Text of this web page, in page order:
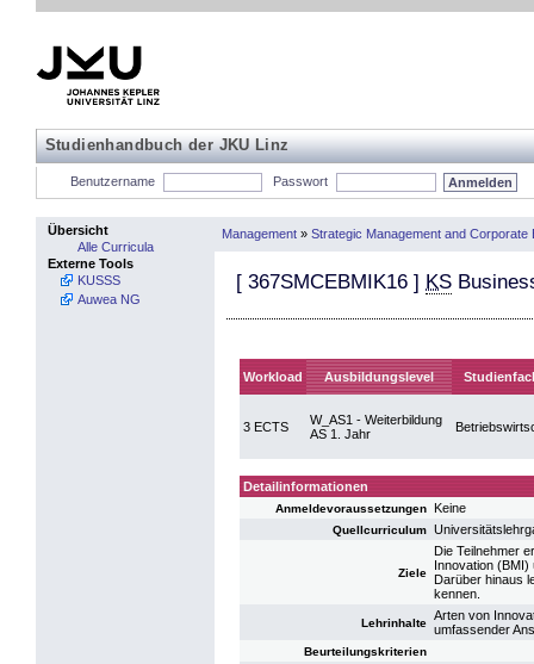
Studienhandbuch der JKU Linz
Benutzername Passwort
Übersicht
Alle Curricula
Externe Tools
KUSSS
Auwea NG
Management » Strategic Management and Corporate
[ 367SMCEBMIK16 ] KS
Workload Ausbildungslevel
3 ECTS
W_AS1 - Weiterbildung
AS 1. Jahr
Detailinformationen
Anmeldevoraussetzungen Keine
Quellcurriculum
Ziele
Die Teilnehmer
Innovation
Darüber hinaus
kennen.
Lehrinhalte
Arten von
umfassender
Beurteilungskriterien